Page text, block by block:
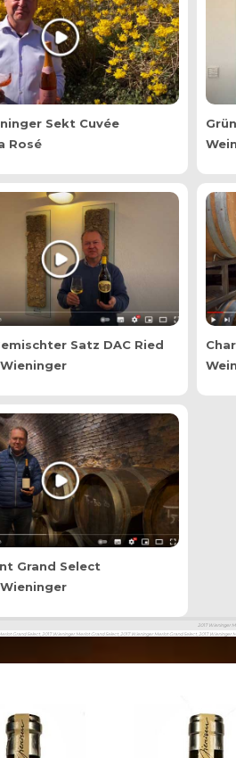
Sekt Cuvée
Rosé
Satz DAC Ried
Grand Select
2017 Wieninger
Grand Select, 2017 Wieninger Merlot Grand Select, 2017 Wieninger Merlot Grand Select, 2017 Wieninger